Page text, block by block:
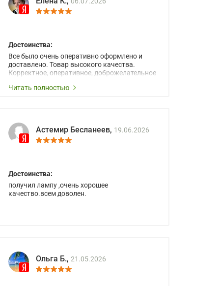
Достоинства:
Все было очень оперативно оформлено и
доставлено. Товар высокого качества.
Корректное, оперативное, доброжелательное
Читать полностью
Астемир Бесланеев, 19.06.2026
Достоинства:
получил лампу ,очень хорошее
качество.всем доволен.
Ольга Б., 21.05.2026